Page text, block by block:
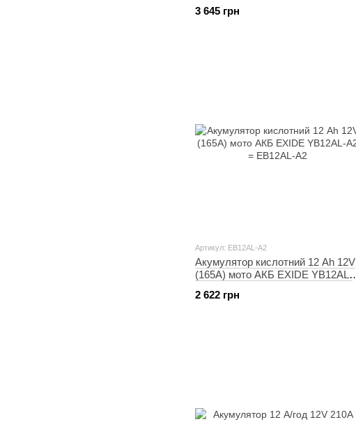
3 645 грн
Артикул: EB12AL-A2
Акумулятор кислотний 12 Ah 12V
(165A) мото АКБ EXIDE YB12AL-
2 622 грн